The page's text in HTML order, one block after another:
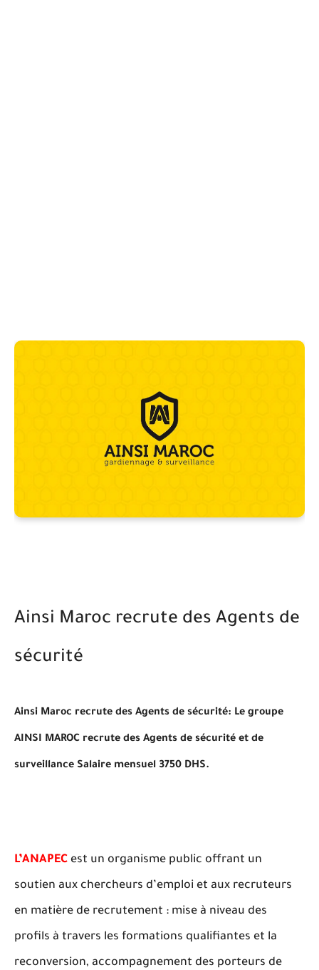
Ainsi Maroc recrute des Agents de
sécurité
Ainsi Maroc recrute des Agents de sécurité: Le groupe
AINSI MAROC recrute des Agents de sécurité et de
surveillance Salaire mensuel 3750 DHS.
L’ANAPEC est un organisme public offrant un
soutien aux chercheurs d’emploi et aux recruteurs
en matière de recrutement : mise à niveau des
profils à travers les formations qualifiantes et la
reconversion, accompagnement des porteurs de